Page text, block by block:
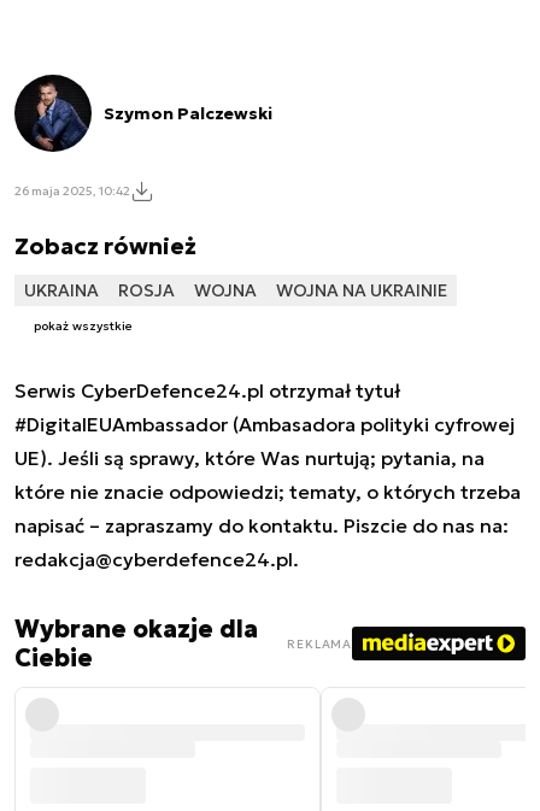
Szymon Palczewski
26 maja 2025, 10:42
Zobacz również
UKRAINA ROSJA WOJNA WOJNA NA UKRAINIE
pokaż wszystkie
Serwis CyberDefence24.pl otrzymał tytuł
#DigitalEUAmbassador (Ambasadora polityki cyfrowej
UE). Jeśli są sprawy, które Was nurtują; pytania, na
które nie znacie odpowiedzi; tematy, o których trzeba
napisać – zapraszamy do kontaktu. Piszcie do nas na:
redakcja@cyberdefence24.pl.
Wybrane okazje dla
Ciebie
REKLAMA